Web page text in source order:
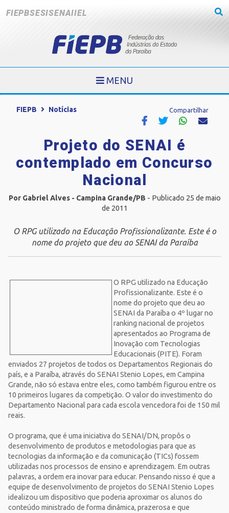
FIEPBSESISENAIIEL
MENU
FIEPB Notícias Compartilhar
Projeto do SENAI é
contemplado em Concurso
Nacional
Por Gabriel Alves - Campina Grande/PB - Publicado 25 de maio
de 2011
O RPG utilizado na Educação Profissionalizante. Este é o
nome do projeto que deu ao SENAI da Paraíba
O RPG utilizado na Educação
Profissionalizante. Este é o
nome do projeto que deu ao
SENAI da Paraíba o 4º lugar no
ranking nacional de projetos
apresentados ao Programa de
Inovação com Tecnologias
Educacionais (PITE). Foram
enviados 27 projetos de todos os Departamentos Regionais do
país, e a Paraíba, através do SENAI Stenio Lopes, em Campina
Grande, não só estava entre eles, como também figurou entre os
10 primeiros lugares da competição. O valor do investimento do
Departamento Nacional para cada escola vencedora foi de 150 mil
reais.
O programa, que é uma iniciativa do SENAI/DN, propôs o
desenvolvimento de produtos e metodologias para que as
tecnologias da informação e da comunicação (TICs) fossem
utilizadas nos processos de ensino e aprendizagem. Em outras
palavras, a ordem era inovar para educar. Pensando nisso é que a
equipe de desenvolvimento de projetos do SENAI Stenio Lopes
idealizou um dispositivo que poderia aproximar os alunos do
conteúdo ministrado de forma dinâmica, prazerosa e que